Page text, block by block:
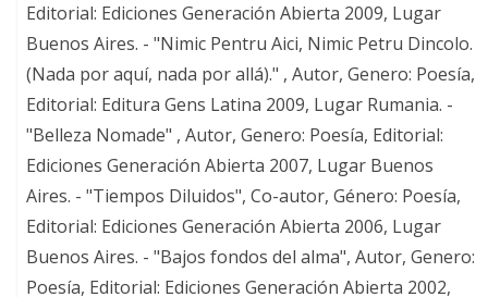
Editorial: Ediciones Generación Abierta 2009, Lugar
Buenos Aires. - "Nimic Pentru Aici, Nimic Petru Dincolo.
(Nada por aquí, nada por allá)." , Autor, Genero: Poesía,
Editorial: Editura Gens Latina 2009, Lugar Rumania. -
"Belleza Nomade" , Autor, Genero: Poesía, Editorial:
Ediciones Generación Abierta 2007, Lugar Buenos
Aires. - "Tiempos Diluidos", Co-autor, Género: Poesía,
Editorial: Ediciones Generación Abierta 2006, Lugar
Buenos Aires. - "Bajos fondos del alma", Autor, Genero:
Poesía, Editorial: Ediciones Generación Abierta 2002,